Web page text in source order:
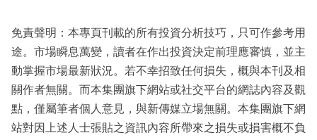
免責聲明：本專頁刊載的所有投資分析技巧，只可作參考用
途。市場瞬息萬變，讀者在作出投資決定前理應審慎，並主
動掌握市場最新狀況。若不幸招致任何損失，概與本刊及相
關作者無關。而本集團旗下網站或社交平台的網誌內容及觀
點，僅屬筆者個人意見，與新傳媒立場無關。本集團旗下網
站對因上述人士張貼之資訊內容所帶來之損失或損害概不負